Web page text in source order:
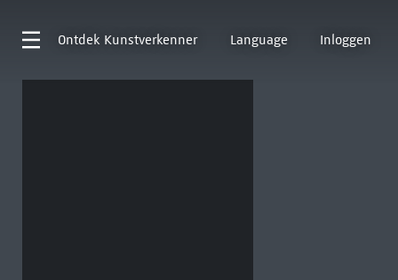
Ontdek Kunstverkenner Language Inloggen